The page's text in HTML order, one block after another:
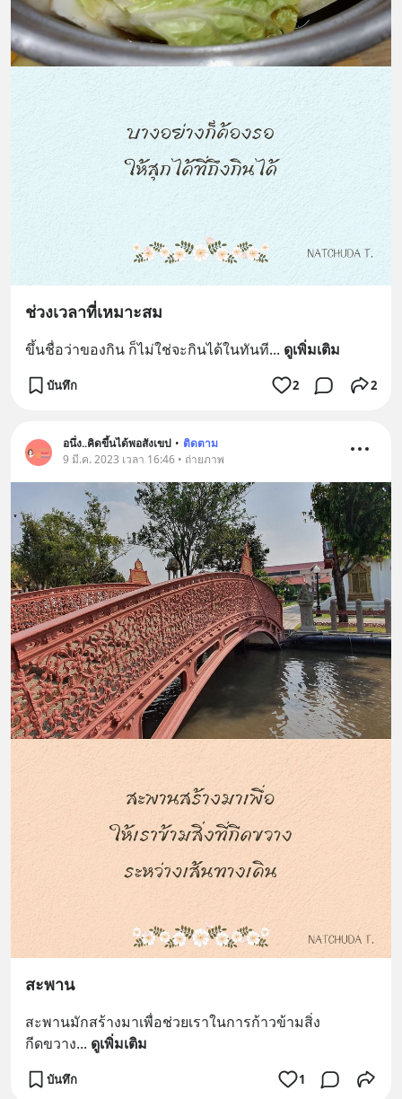
ช่วงเวลาที่เหมาะสม
ขึ้นชื่อว่าของกิน ก็ไม่ใช่จะกินได้ในทันที... ดูเพิ่มเติม
บันทึก 2 2
อนึ่ง..คิดขึ้นได้พอสังเขป • ติดตาม
9 มี.ค. 2023 เวลา 16:46 • ถ่ายภาพ
สะพาน
สะพานมักสร้างมาเพื่อช่วยเราในการก้าวข้ามสิ่ง
กีดขวาง... ดูเพิ่มเติม
บันทึก 1